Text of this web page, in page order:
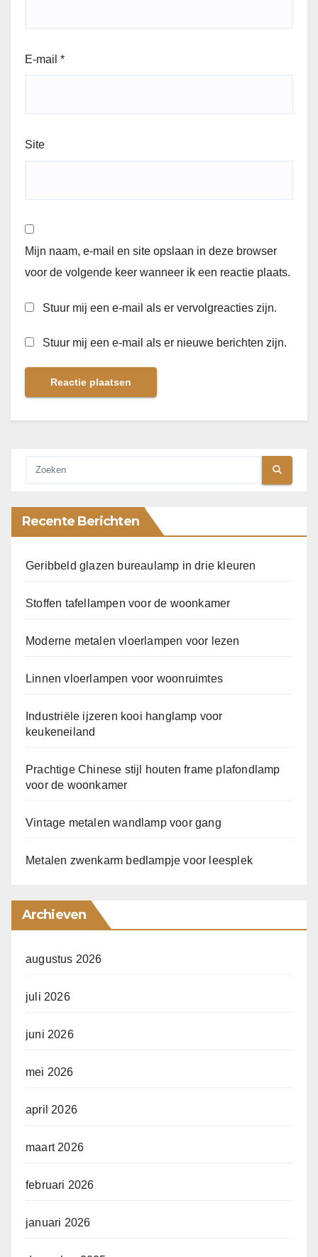
E-mail *
Site
Mijn naam, e-mail en site opslaan in deze browser
voor de volgende keer wanneer ik een reactie plaats.
Stuur mij een e-mail als er vervolgreacties zijn.
Stuur mij een e-mail als er nieuwe berichten zijn.
Recente Berichten
Geribbeld glazen bureaulamp in drie kleuren
Stoffen tafellampen voor de woonkamer
Moderne metalen vloerlampen voor lezen
Linnen vloerlampen voor woonruimtes
Industriële ijzeren kooi hanglamp voor
keukeneiland
Prachtige Chinese stijl houten frame plafondlamp
voor de woonkamer
Vintage metalen wandlamp voor gang
Metalen zwenkarm bedlampje voor leesplek
Archieven
augustus 2026
juli 2026
juni 2026
mei 2026
april 2026
maart 2026
februari 2026
januari 2026